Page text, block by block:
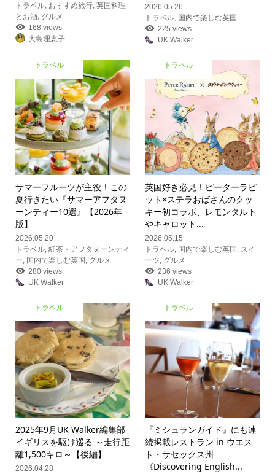
トラベル, おすすめ旅行, 英国料理
とお酒, グルメ
168 views
大島理恵子
2026.05.26
トラベル, 国内で楽しむ英国
225 views
UK Walker
トラベル
サマーフルーツが主役！この
夏行きたい『サマーアフタヌ
ーンティー10選』【2026年
版】
2026.05.20
トラベル, 紅茶・アフタヌーンティ
ー, 国内で楽しむ英国 , グルメ
280 views
UK Walker
トラベル
英国好き必見！ピーターラビ
ット×ステラおばさんのクッ
キー初コラボ、レモンタルト
やキャロット...
2026.05.15
トラベル, 国内で楽しむ英国 , スイ
ーツ, グルメ
236 views
UK Walker
トラベル
2025年9月UK Walker編集部
イギリスを駆け巡る ～走行距
離1,500キロ～【後編】
2026.04.28
トラベル
『ミシュランガイド』にも連
続掲載レストラン in ウエス
ト・サセックス州
《Discovering English...